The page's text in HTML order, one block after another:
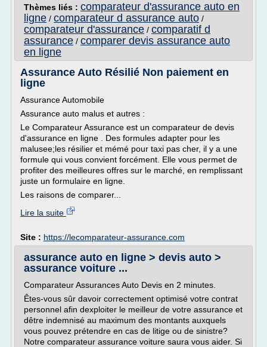
Thèmes liés : comparateur d'assurance auto en
ligne / comparateur d assurance auto /
comparateur d'assurance / comparatif d
assurance / comparer devis assurance auto
en ligne
Assurance Auto Résilié Non paiement en
ligne
Assurance Automobile
Assurance auto malus et autres :
Le Comparateur Assurance est un comparateur de devis
d'assurance en ligne . Des formules adapter pour les
malusee;les résilier et mémé pour taxi pas cher, il y a une
formule qui vous convient forcément. Elle vous permet de
profiter des meilleures offres sur le marché, en remplissant
juste un formulaire en ligne.
Les raisons de comparer...
Lire la suite
Site : https://lecomparateur-assurance.com
assurance auto en ligne > devis auto >
assurance voiture ...
Comparateur Assurances Auto Devis en 2 minutes.
Êtes-vous sûr davoir correctement optimisé votre contrat
personnel afin dexploiter le meilleur de votre assurance et
dêtre indemnisé au maximum des montants auxquels
vous pouvez prétendre en cas de litige ou de sinistre?
Notre comparateur assurance voiture saura vous aider. Si